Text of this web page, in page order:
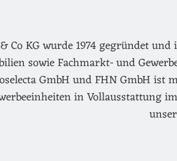
Co KG wurde 1974 gegründet
sowie Fachmarkt- und
GmbH und FHN GmbH
in Vollausstattung